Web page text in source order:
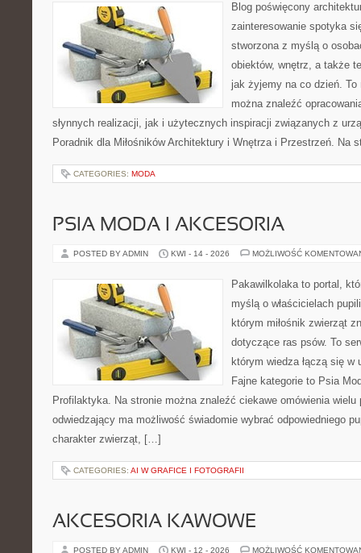
Blog poświęcony
zainteresowanie spotyka
stworzona z myślą o
obiektów, wnętrz, a także
jak żyjemy na co dzień.
można znaleźć
słynnych realizacji, jak i użytecznych inspiracji związanych z
Poradnik dla Miłośników Architektury i Wnętrza i Przestrzeń.
CATEGORIES: MODA
PSIA MODA I AKCESORIA
POSTED BY ADMIN KWI - 14 - 2026 MOŻLIWOŚĆ
Pakawilkolaka to portal,
myślą o właścicielach
którym miłośnik zwierząt
dotyczące ras psów. To
którym wiedza łączą się w
Fajne kategorie to Psia
Profilaktyka. Na stronie można znaleźć ciekawe omówienia
odwiedzający ma możliwość świadomie wybrać odpowiedniego
charakter zwierząt, […]
CATEGORIES: AI W GRAFICE I FOTOGRAFII
AKCESORIA KAWOWE
POSTED BY ADMIN KWI - 12 - 2026 MOŻLIWOŚĆ